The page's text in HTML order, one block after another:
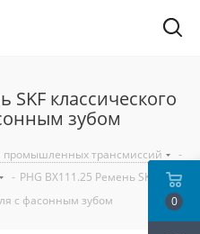
SKF классического
зубом
промышленных трансмиссий
-
- PHG BX111.25 Ремень SKF
с фасонным зубом
0